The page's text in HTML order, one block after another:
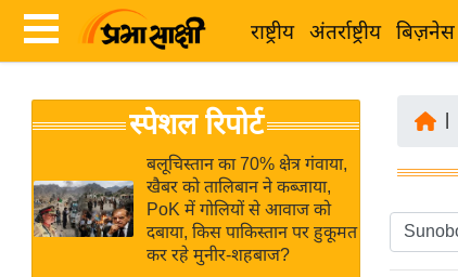
राष्ट्रीय अंतर्राष्ट्रीय बिज़नेस
News
Hindi
Hindi
ब
र
स्पेशल रिपोर्ट
बलूचिस्तान का 70% क्षेत्र गंवाया,
खैबर को तालिबान ने कब्जाया,
PoK में गोलियों से आवाज को
दबाया, किस पाकिस्तान पर हुकूमत
कर रहे मुनीर-शहबाज?